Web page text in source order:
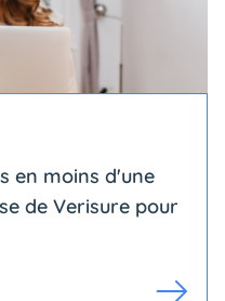
en moins d'une
de Verisure pour